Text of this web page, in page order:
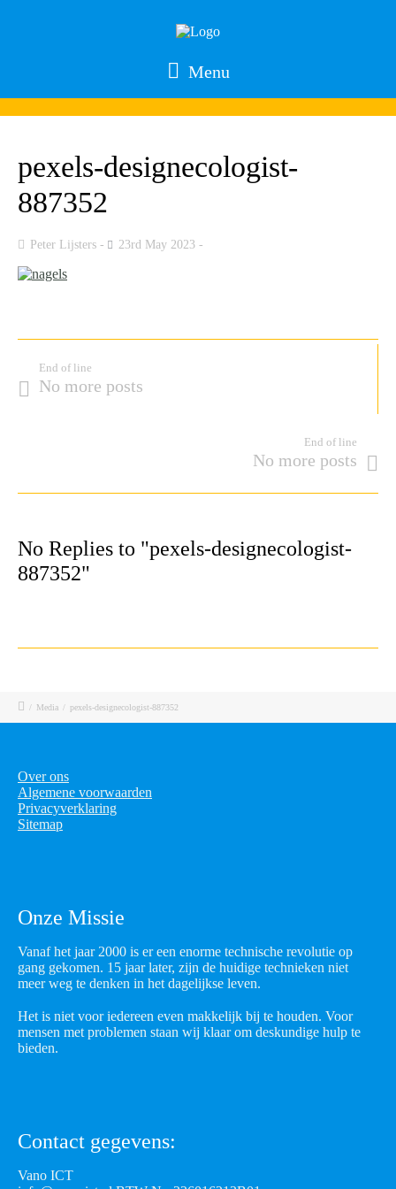
Menu
pexels-designecologist-
887352
Peter Lijsters 23rd May 2023
End of line
No more posts
End of line
No more posts
No Replies to "pexels-designecologist-
887352"
/ Media / pexels-designecologist-887352
Over ons
Algemene voorwaarden
Privacyverklaring
Sitemap
Onze Missie
Vanaf het jaar 2000 is er een enorme technische revolutie op
gang gekomen. 15 jaar later, zijn de huidige technieken niet
meer weg te denken in het dagelijkse leven.
Het is niet voor iedereen even makkelijk bij te houden. Voor
mensen met problemen staan wij klaar om deskundige hulp te
bieden.
Contact gegevens:
Vano ICT